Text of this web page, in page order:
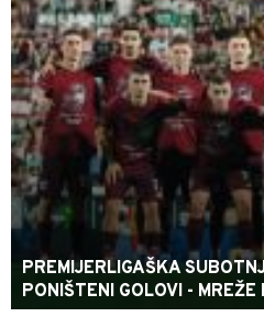
PREMIJERLIGAŠKA
PONIŠTENI GOLOVI - MREŽE